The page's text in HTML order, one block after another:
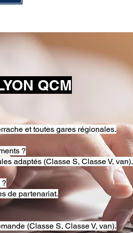
QCM
et toutes gares régionales.
?
adaptés (Classe S, Classe V, van).
?
de partenariat.
(Classe S, Classe V, van).